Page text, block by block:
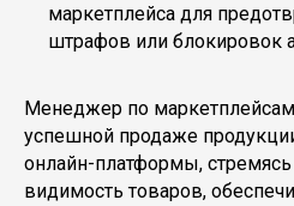
маркетплейса для
штрафов или блокировок
Менеджер по
успешной продаже
онлайн-платформы,
видимость товаров,